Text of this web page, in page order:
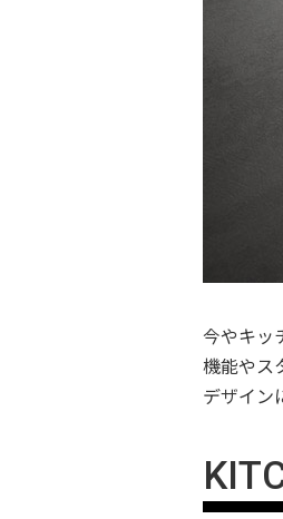
今やキッ
機能やス
デザイン